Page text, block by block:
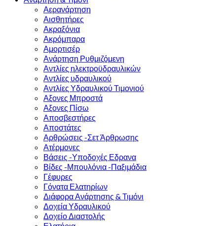
Αερανάρτηση
Αισθητήρες
Ακραξόνια
Ακρόμπαρα
Αμορτισέρ
Ανάρτηση Ρυθμιζόμενη
Αντλίες ηλεκτροϋδραυλικών
Αντλίες υδραυλικού
Αντλίες Υδραυλικού Τιμονιού
Αξονες Μπροστά
Αξονες Πίσω
Αποσβεστήρες
Αποστάτες
Αρθρώσεις -Σετ Άρθρωσης
Ατέρμονες
Βάσεις -Υποδοχές Εδρανα
Βίδες -Μπουλόνια -Παξιμάδια
Γέφυρες
Γόνατα Ελατηρίων
Διάφορα Ανάρτησης & Τιμόνι
Δοχεία Υδραυλικού
Δοχείο Διαστολής